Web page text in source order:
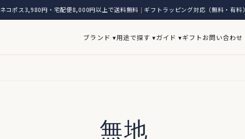
ネコポス3,980円・宅配便8,000円以上で送料無料 | ギフトラッピング対応（無料・有料）
ブランド ▾用途で探す ▾ガイド ▾ギフト お問い合わせ
無地